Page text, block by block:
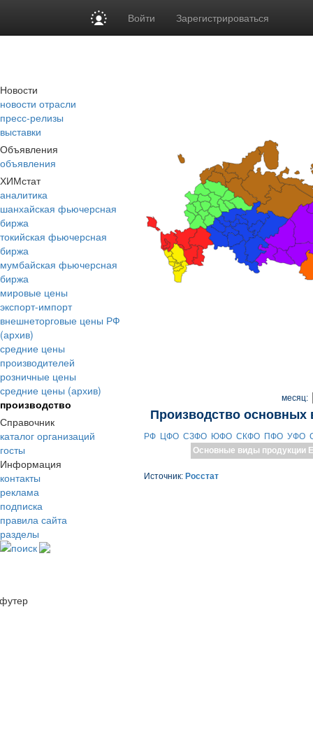
Войти Зарегистрироваться
Новости
новости отрасли
пресс-релизы
выставки
Объявления
объявления
ХИМстат
аналитика
шанхайская фьючерсная
биржа
токийская фьючерсная
биржа
мумбайская фьючерсная
биржа
мировые цены
экспорт-импорт
внешнеторговые цены РФ
(архив)
средние цены
производителей
розничные цены
средние цены (архив)
производство
Справочник
каталог организаций
госты
Информация
контакты
реклама
подписка
правила сайта
разделы
поиск
месяц:
Производство основных
РФ ЦФО СЗФО ЮФО СКФО ПФО УФО
Основные виды продукции
Источник: Росстат
футер